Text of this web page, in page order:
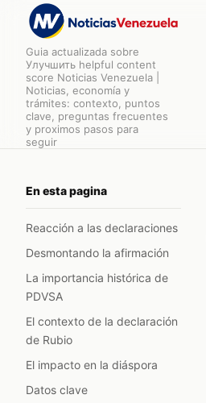
Guia actualizada sobre
Улучшить helpful content
score Noticias Venezuela |
Noticias, economía y
trámites: contexto, puntos
clave, preguntas frecuentes
y proximos pasos para
seguir
En esta pagina
Reacción a las declaraciones
Desmontando la afirmación
La importancia histórica de
PDVSA
El contexto de la declaración
de Rubio
El impacto en la diáspora
Datos clave